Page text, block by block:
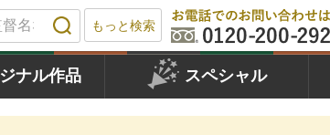
もっと検索
ナル作品 スペシャル